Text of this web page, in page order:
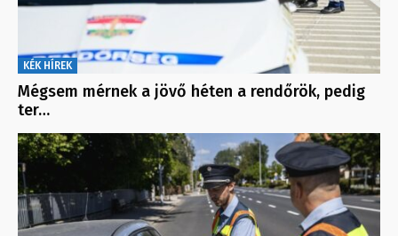
KÉK HÍREK
Mégsem mérnek a jövő héten a rendőrök, pedig
ter…